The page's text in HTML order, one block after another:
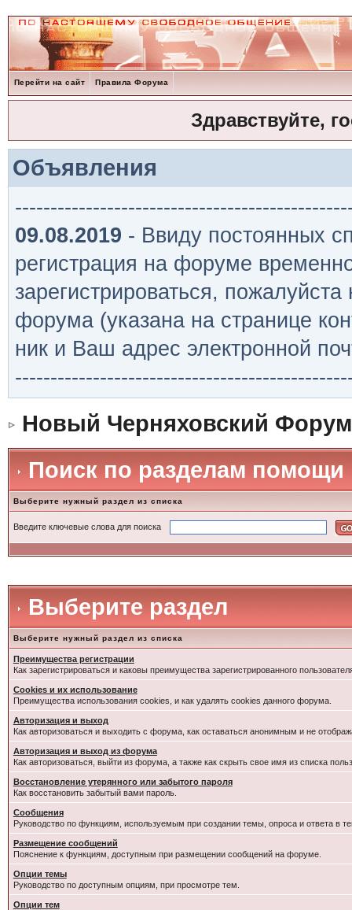
Перейти на сайт Правила Форума
Здравствуйте,
Объявления
09.08.2019 - Ввиду постоянных
регистрация на форуме
зарегистрироваться,
форума (указана на странице
ник и Ваш адрес электронной
Новый Черняховский Форум
Поиск по разделам помощи
Выберите нужный раздел из списка
Введите ключевые слова для поиска
Выберите раздел
Выберите нужный раздел из списка
Преимущества регистрации
Как зарегистрироваться и каковы преимущества зарегистрированного
Cookies и их использование
Преимущества использования cookies, и как удалять cookies данного форума.
Авторизация и выход
Как авторизоваться и выходить с форума, как оставаться анонимным и не
Авторизация и выход из форума
Как авторизоваться, выйти из форума, а также как скрыть свое имя из списка
Восстановление утерянного или забытого пароля
Как восстановить забытый вами пароль.
Сообщения
Руководство по функциям, используемым при создании темы, опроса и ответа в
Размещение сообщений
Пояснение к функциям, доступным при размещении сообщений на форуме.
Опции темы
Руководство по доступным опциям, при просмотре тем.
Опции тем